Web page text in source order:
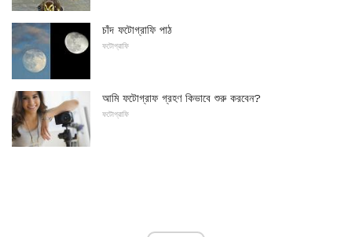
চাঁদ ফটোগ্রাফি পাঠ
ফটোগ্রাফি
আমি ফটোগ্রাফ গ্রহণ কিভাবে শুরু করবেন?
ফটোগ্রাফি